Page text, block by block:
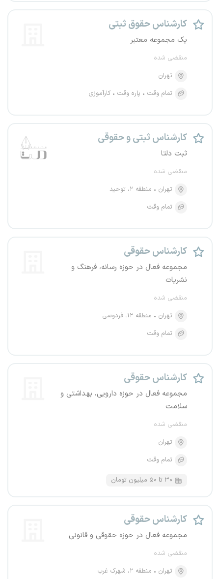
کارشناس حقوق ثبتی
یک مجموعه معتبر
منقضی شده
تهران
تمام وقت
پاره وقت کارآموزی
کارشناس ثبتی و حقوقی
ثبت دلتا
منقضی شده
تهران
منطقه ۲، توحید
تمام وقت
کارشناس حقوقی
مجموعه فعال در حوزه رسانه، فرهنگ و
نشریات
منقضی شده
تهران
منطقه ۱۲، فردوسی
تمام وقت
کارشناس حقوقی
مجموعه فعال در حوزه دارویی، بهداشتی و
سلامت
منقضی شده
تهران
تمام وقت
۳۰ تا ۵۰ میلیون تومان
کارشناس حقوقی
مجموعه فعال در حوزه حقوقی و قانونی
منقضی شده
تهران
منطقه ۲، شهرک غرب